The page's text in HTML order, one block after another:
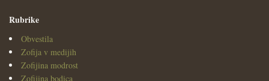
Rubrike
Obvestila
Zofija v medijih
Zofijina modrost
Zofijina bodica